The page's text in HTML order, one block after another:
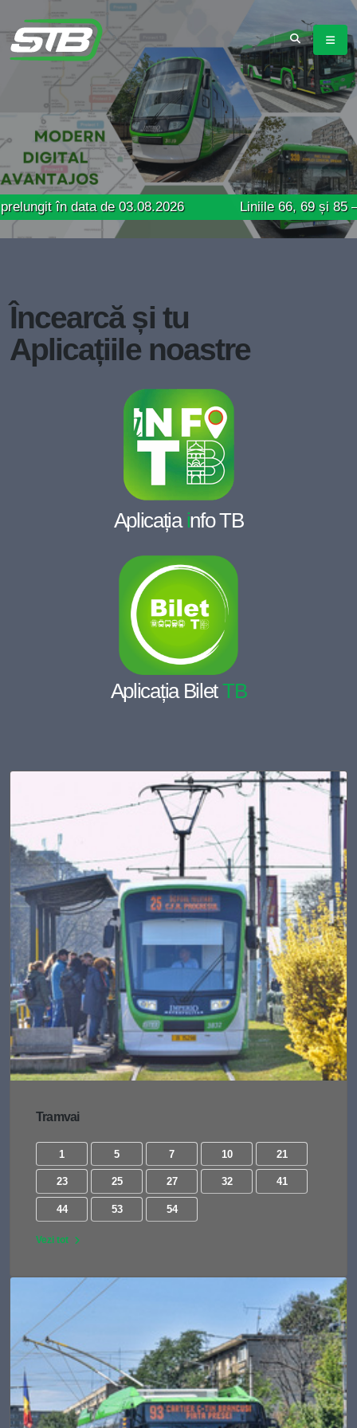
data de 03.08.2026 Liniile 66, 69 și 85 – Trasee
Încearcă și tu
Aplicațiile noastre
Aplicația info TB
Aplicația BiletTB
Tramvai
1 5 7 10 21
23 25 27 32 41
44 53 54
Vezi tot